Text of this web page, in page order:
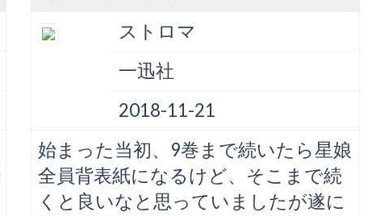
ストロマ
一迅社
2018-11-21
始まった当初、9巻まで続いたら星娘
全員背表紙になるけど、そこまで続
くと良いなと思っていましたが遂に